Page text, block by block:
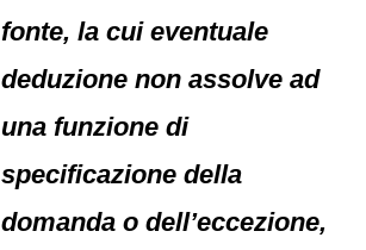
fonte, la cui eventuale
deduzione non assolve ad
una funzione di
specificazione della
domanda o dell’eccezione,